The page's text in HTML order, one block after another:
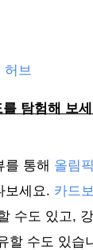
허브
탐험해 보
를 통해 올림
보세요. 카드
수도 있고,
할 수도 있습